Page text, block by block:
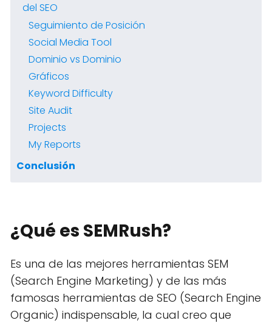
del SEO
Seguimiento de Posición
Social Media Tool
Dominio vs Dominio
Gráficos
Keyword Difficulty
Site Audit
Projects
My Reports
Conclusión
¿Qué es SEMRush?
Es una de las mejores herramientas SEM
(Search Engine Marketing) y de las más
famosas herramientas de SEO (Search Engine
Organic) indispensable, la cual creo que